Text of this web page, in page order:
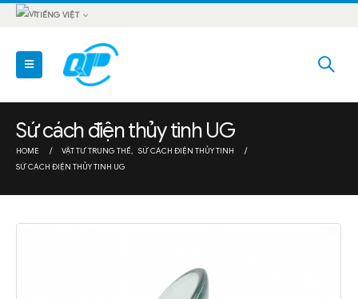
TIẾNG VIỆT
Sứ cách điện thủy tinh UG
HOME VẬT TƯ TRUNG THẾ, SỨ CÁCH ĐIỆN THỦY TINH
SỨ CÁCH ĐIỆN THỦY TINH UG